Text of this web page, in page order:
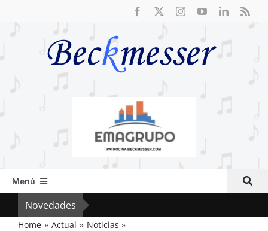
Menú
Inicio
Actual
Novedades
Home Actual
Noticias